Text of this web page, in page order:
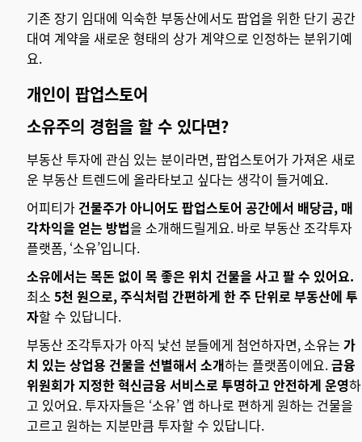
기존 장기 임대에 익숙한 부동산에서도 팝업을 위한 단기 공간
대여 계약을 새로운 형태의 상가 계약으로 인정하는 분위기예
요.
개인이 팝업스토어
소유주의 경험을 할 수 있다면?
부동산 투자에 관심 있는 분이라면, 팝업스토어가 가져온 새로
운 부동산 트렌드에 올라타보고 싶다는 생각이 들거예요.
어피티가 건물주가 아니어도 팝업스토어 공간에서 배당금, 매
각차익을 얻는 방법을 소개해드릴게요. 바로 부동산 조각투자
플랫폼, ‘소유’입니다.
소유에서는 목돈 없이 목 좋은 위치 건물을 사고 팔 수 있어요.
최소 5천 원으로, 주식처럼 간편하게 한 주 단위로 부동산에 투
자할 수 있답니다.
부동산 조각투자가 아직 낯선 분들에게 첨언하자면, 소유는 가
치 있는 상업용 건물을 선별해서 소개하는 플랫폼이에요.금융
위원회가 지정한 혁신금융 서비스로 투명하고 안전하게 운영하
고 있어요. 투자자들은 ‘소유’ 앱 하나로 편하게 원하는 건물을
고르고 원하는 지분만큼 투자할 수 있답니다.